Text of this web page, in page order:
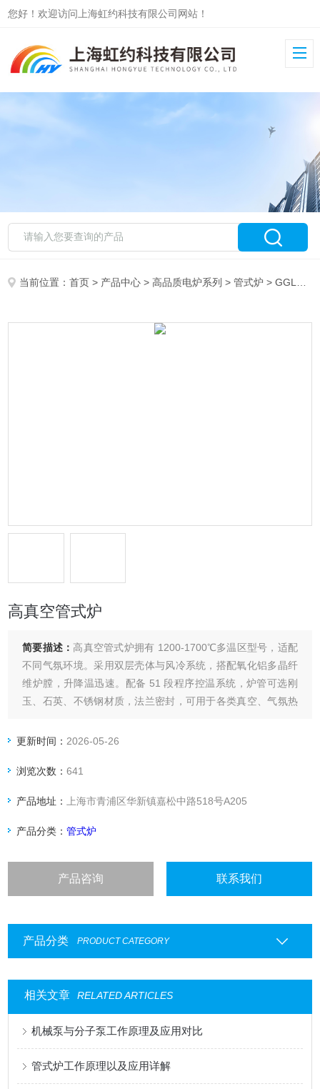
您好！欢迎访问上海虹约科技有限公司网站！
当前位置：首页 > 产品中心 >高品质电炉系列 >管式炉 > GGL1200-60高真空管式炉
高真空管式炉
简要描述： 高真空管式炉拥有 1200‑1700℃多温区型号，适配
不同气氛环境。采用双层壳体与风冷系统，搭配氧化铝多晶纤
维炉膛，升降温迅速。配备 51 段程序控温系统，炉管可选刚
玉、石英、不锈钢材质，法兰密封，可用于各类真空、气氛热
更新时间： 2026-05-26
浏览次数：641
产品地址： 上海市青浦区华新镇嘉松中路518号A205
产品分类：管式炉
产品咨询 联系我们
产品分类 PRODUCT CATEGORY
相关文章 RELATED ARTICLES
机械泵与分子泵工作原理及应用对比
管式炉工作原理以及应用详解